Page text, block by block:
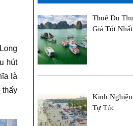
hút
là
thấy
Thuê Du
Giá Tốt Nhất
Kinh
Tự Túc